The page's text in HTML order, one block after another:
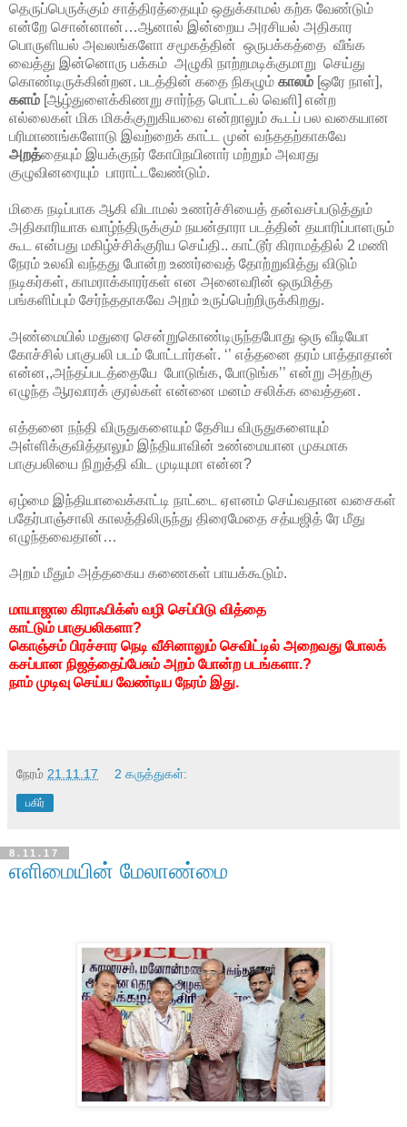
தெருப்பெருக்கும் சாத்திரத்தையும் ஒதுக்காமல் கற்க வேண்டும்
என்றே சொன்னான்…ஆனால் இன்றைய அரசியல் அதிகார
பொருளியல் அவலங்களோ சமூகத்தின் ஒருபக்கத்தை வீங்க
வைத்து இன்னொரு பக்கம் அழுகி நாற்றமடிக்குமாறு செய்து
கொண்டிருக்கின்றன. படத்தின் கதை நிகழும் காலம் [ஒரே நாள்],
களம் [ஆழ்துளைக்கிணறு சார்ந்த பொட்டல் வெளி] என்ற
எல்லைகள் மிக மிகக்குறுகியவை என்றாலும் கூடப் பல வகையான
பரிமாணங்களோடு இவற்றைக் காட்ட முன் வந்ததற்காகவே
அறத்தையும் இயக்குநர் கோபிநயினார் மற்றும் அவரது
குழுவினரையும் பாராட்டவேண்டும்.
மிகை நடிப்பாக ஆகி விடாமல் உணர்ச்சியைத் தன்வசப்படுத்தும்
அதிகாரியாக வாழ்ந்திருக்கும் நயன்தாரா படத்தின் தயாரிப்பாளரும்
கூட என்பது மகிழ்ச்சிக்குரிய செய்தி.. காட்டூர் கிராமத்தில் 2 மணி
நேரம் உலவி வந்தது போன்ற உணர்வைத் தோற்றுவித்து விடும்
நடிகர்கள், காமராக்காரர்கள் என அனைவரின் ஒருமித்த
பங்களிப்பும் சேர்ந்ததாகவே அறம் உருப்பெற்றிருக்கிறது.
அண்மையில் மதுரை சென்றுகொண்டிருந்தபோது ஒரு வீடியோ
கோச்சில் பாகுபலி படம் போட்டார்கள். ‘’ எத்தனை தரம் பாத்தாதான்
என்ன,,அந்தப்படத்தையே போடுங்க, போடுங்க’’ என்று அதற்கு
எழுந்த ஆரவாரக் குரல்கள் என்னை மனம் சலிக்க வைத்தன.
எத்தனை நந்தி விருதுகளையும் தேசிய விருதுகளையும்
அள்ளிக்குவித்தாலும் இந்தியாவின் உண்மையான முகமாக
பாகுபலியை நிறுத்தி விட முடியுமா என்ன?
ஏழ்மை இந்தியாவைக்காட்டி நாட்டை ஏளனம் செய்வதான வசைகள்
பதேர்பாஞ்சாலி காலத்திலிருந்து திரைமேதை சத்யஜித் ரே மீது
எழுந்தவைதான்…
அறம் மீதும் அத்தகைய கணைகள் பாயக்கூடும்.
மாயாஜால கிராஃபிக்ஸ் வழி செப்பிடு வித்தை
காட்டும் பாகுபலிகளா?
கொஞ்சம் பிரச்சார நெடி வீசினாலும் செவிட்டில் அறைவது போலக்
கசப்பான நிஜத்தைப்பேசும் அறம் போன்ற படங்களா.?
நாம் முடிவு செய்ய வேண்டிய நேரம் இது.
நேரம் 21.11.17 2 கருத்துகள்:
பகிர்
8.11.17
எளிமையின் மேலாண்மை